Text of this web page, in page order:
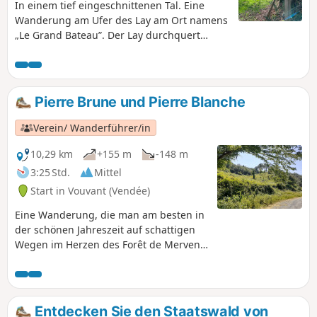
In einem tief eingeschnittenen Tal. Eine
Wanderung am Ufer des Lay am Ort namens
„Le Grand Bateau”. Der Lay durchquert
zwischen La Faute-sur-Mer und L'Aiguillon-
sur-Mer in den Atlantik.
Pierre Brune und Pierre Blanche
Verein/ Wanderführer/in
10,29 km
+155 m
-148 m
3:25 Std.
Mittel
Start in Vouvant (Vendée)
Eine Wanderung, die man am besten in
der schönen Jahreszeit auf schattigen
Wegen im Herzen des Forêt de Mervent
Aufstieg auf den Rocher de Pierre Brune
gelangen Sie über Waldwege und ein
kurzes Stück Straße zum
Entdecken Sie den Staatswald von